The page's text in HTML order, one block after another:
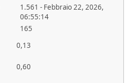
1.561 - Febbraio 22, 2026,
06:55:14
165
0,13
0,60